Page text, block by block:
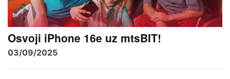
Osvoji iPhone 16e uz mtsBIT!
03/09/2025